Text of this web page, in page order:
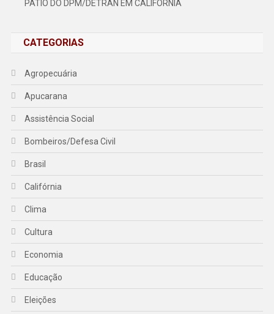
PÁTIO DO DPM/DETRAN EM CALIFÓRNIA
CATEGORIAS
Agropecuária
Apucarana
Assistência Social
Bombeiros/Defesa Civil
Brasil
Califórnia
Clima
Cultura
Economia
Educação
Eleições